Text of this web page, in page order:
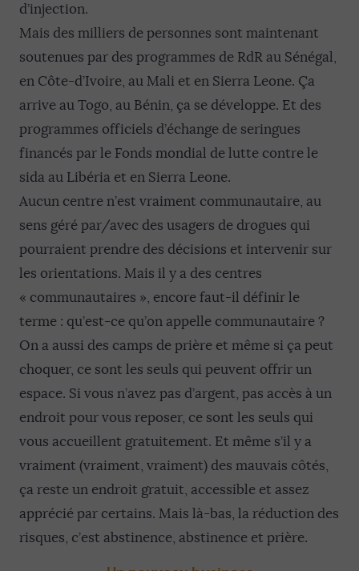
d’injection.
Mais des milliers de personnes sont maintenant
soutenues par des programmes de RdR au Sénégal,
en Côte-d’Ivoire, au Mali et en Sierra Leone. Ça
arrive au Togo, au Bénin, ça se développe. Et des
programmes officiels d’échange de seringues
financés par le Fonds mondial de lutte contre le
sida au Libéria et en Sierra Leone.
Aucun centre n’est vraiment communautaire, au
sens géré par/avec des usagers de drogues qui
pourraient prendre des décisions et intervenir sur
les orientations. Mais il y a des centres
« communautaires », encore faut-il définir le
terme : qu’est-ce qu’on appelle communautaire ?
On a aussi des camps de prière et même si ça peut
choquer, ce sont les seuls qui peuvent offrir un
espace. Si vous n’avez pas d’argent, pas accès à un
endroit pour vous reposer, ce sont les seuls qui
vous accueillent gratuitement. Et même s’il y a
vraiment (vraiment, vraiment) des mauvais côtés,
ça reste un endroit gratuit, accessible et assez
apprécié par certains. Mais là-bas, la réduction des
risques, c’est abstinence, abstinence et prière.